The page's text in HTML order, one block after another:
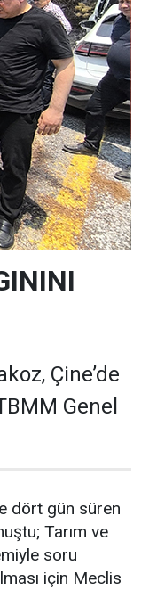
Çine’de
Genel
dört gün süren
Tarım ve
soru
için Meclis